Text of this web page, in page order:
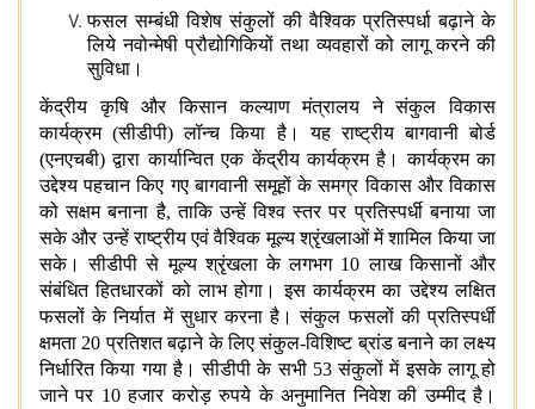
फसल सम्बंधी विशेष संकुलों की वैश्विक प्रतिस्पर्धा बढ़ाने के
लिये नवोन्मेषी प्रौद्योगिकियों तथा व्यवहारों को लागू करने की
सुविधा।
केंद्रीय कृषि और किसान कल्याण मंत्रालय ने संकुल विकास
कार्यक्रम (सीडीपी) लॉन्च किया है। यह राष्ट्रीय बागवानी बोर्ड
(एनएचबी) द्वारा कार्यान्वित एक केंद्रीय कार्यक्रम है। कार्यक्रम का
उद्देश्य पहचान किए गए बागवानी समूहों के समग्र विकास और विकास
को सक्षम बनाना है, ताकि उन्हें विश्व स्तर पर प्रतिस्पर्धी बनाया जा
सके और उन्हें राष्ट्रीय एवं वैश्विक मूल्य श्रृंखलाओं में शामिल किया जा
सके। सीडीपी से मूल्य श्रृंखला के लगभग 10 लाख किसानों और
संबंधित हितधारकों को लाभ होगा। इस कार्यक्रम का उद्देश्य लक्षित
फसलों के निर्यात में सुधार करना है। संकुल फसलों की प्रतिस्पर्धी
क्षमता 20 प्रतिशत बढ़ाने के लिए संकुल-विशिष्ट ब्रांड बनाने का लक्ष्य
निर्धारित किया गया है। सीडीपी के सभी 53 संकुलों में इसके लागू हो
जाने पर 10 हजार करोड़ रुपये के अनुमानित निवेश की उम्मीद है।